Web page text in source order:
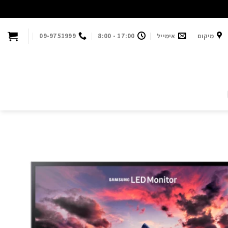
מיקום אימייל 17:00 - 8:00
09-9751999